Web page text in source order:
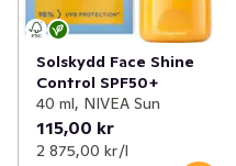
Solskydd Face Shine
Control SPF50+
40 ml, NIVEA Sun
115,00 kr
2 875,00 kr /l